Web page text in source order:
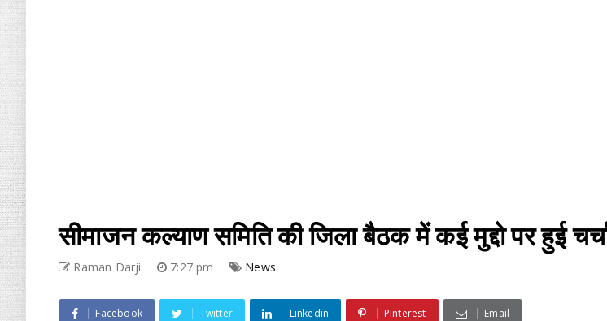
सीमाजन कल्याण समिति की जिला बैठक में कई मुद्दो पर हुई
Raman Darji 7:27 pm News
Facebook Twitter Linkedin Pinterest Email